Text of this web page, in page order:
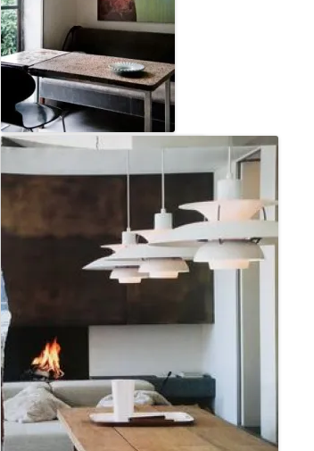
CHARLOTTE PERRIAND
CHARLES POLLOCK
JEAN PROUVÉ
GERRIT RIETVELD
WIM RIETVELD
EERO SAARINEN
DIRK VAN SLIEDRECHT
MART STAM
ALF SVENSSON
OLE WANSCHER
WILLIAM WATTING
Lichtblauwe PH5 lamp
Staande PH lamp